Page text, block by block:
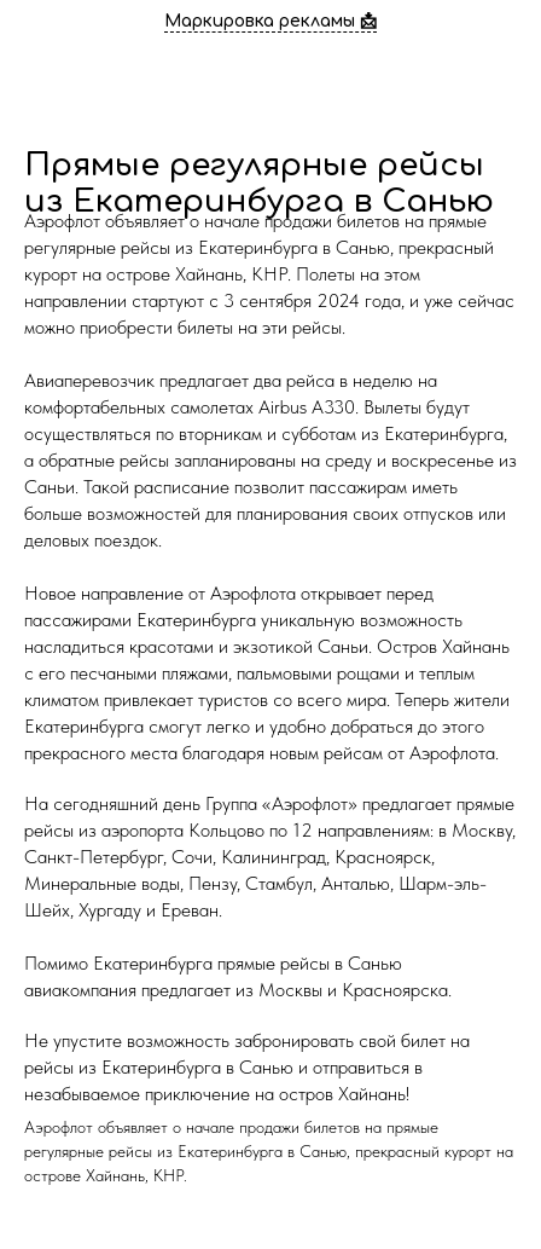
Маркировка рекламы 📩
Прямые регулярные рейсы
из Екатеринбурга в Санью
Аэрофлот объявляет о начале продажи билетов на прямые
регулярные рейсы из Екатеринбурга в Санью, прекрасный
курорт на острове Хайнань, КНР. Полеты на этом
направлении стартуют с 3 сентября 2024 года, и уже сейчас
можно приобрести билеты на эти рейсы.
Авиаперевозчик предлагает два рейса в неделю на
комфортабельных самолетах Airbus A330. Вылеты будут
осуществляться по вторникам и субботам из Екатеринбурга,
а обратные рейсы запланированы на среду и воскресенье из
Саньи. Такой расписание позволит пассажирам иметь
больше возможностей для планирования своих отпусков или
деловых поездок.
Новое направление от Аэрофлота открывает перед
пассажирами Екатеринбурга уникальную возможность
насладиться красотами и экзотикой Саньи. Остров Хайнань
с его песчаными пляжами, пальмовыми рощами и теплым
климатом привлекает туристов со всего мира. Теперь жители
Екатеринбурга смогут легко и удобно добраться до этого
прекрасного места благодаря новым рейсам от Аэрофлота.
На сегодняшний день Группа «Аэрофлот» предлагает прямые
рейсы из аэропорта Кольцово по 12 направлениям: в Москву,
Санкт-Петербург, Сочи, Калининград, Красноярск,
Минеральные воды, Пензу, Стамбул, Анталью, Шарм-эль-
Шейх, Хургаду и Ереван.
Помимо Екатеринбурга прямые рейсы в Санью
авиакомпания предлагает из Москвы и Красноярска.
Не упустите возможность забронировать свой билет на
рейсы из Екатеринбурга в Санью и отправиться в
незабываемое приключение на остров Хайнань!
Аэрофлот объявляет о начале продажи билетов на прямые
регулярные рейсы из Екатеринбурга в Санью, прекрасный курорт на
острове Хайнань, КНР.